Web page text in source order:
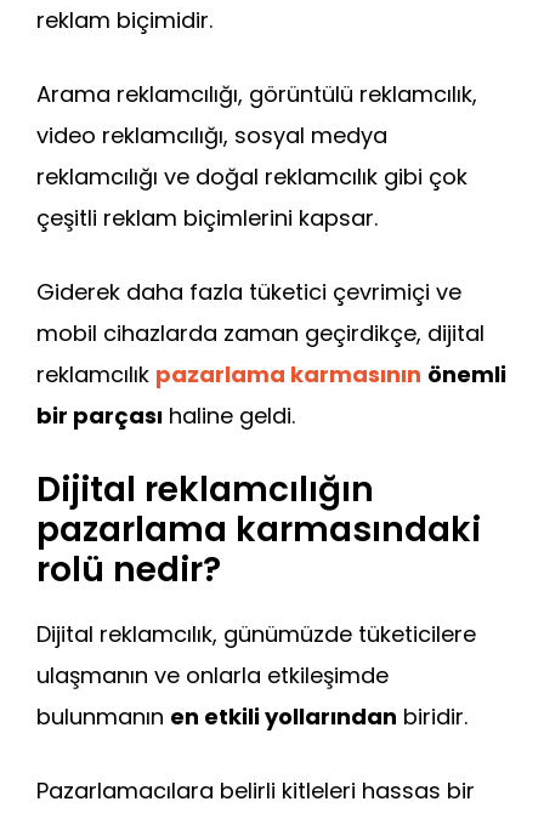
reklam biçimidir.
Arama reklamcılığı, görüntülü reklamcılık,
video reklamcılığı, sosyal medya
reklamcılığı ve doğal reklamcılık gibi çok
çeşitli reklam biçimlerini kapsar.
Giderek daha fazla tüketici çevrimiçi ve
mobil cihazlarda zaman geçirdikçe, dijital
reklamcılık pazarlama karmasının önemli
bir parçası haline geldi.
Dijital reklamcılığın
pazarlama karmasındaki
rolü nedir?
Dijital reklamcılık, günümüzde tüketicilere
ulaşmanın ve onlarla etkileşimde
bulunmanın en etkili yollarından biridir.
Pazarlamacılara belirli kitleleri hassas bir